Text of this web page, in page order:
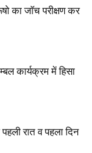
का जाॅच परीक्षण कर
कार्यक्रम में हिसा
रात व पहला दिन